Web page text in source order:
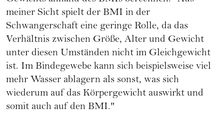
meiner Sicht spielt der BMI in der
Schwangerschaft eine geringe Rolle, da das
Verhältnis zwischen Größe, Alter und Gewicht
unter diesen Umständen nicht im Gleichgewicht
ist. Im Bindegewebe kann sich beispielsweise viel
mehr Wasser ablagern als sonst, was sich
wiederum auf das Körpergewicht auswirkt und
somit auch auf den BMI."